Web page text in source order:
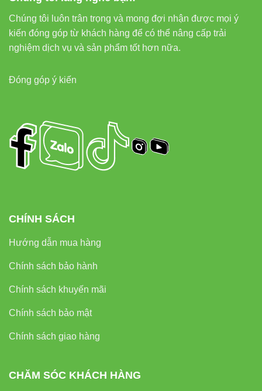
Chúng tôi luôn trân trọng và mong đợi nhận được mọi ý
kiến đóng góp từ khách hàng để có thể nâng cấp trải
nghiệm dịch vụ và sản phẩm tốt hơn nữa.
Đóng góp ý kiến
CHÍNH SÁCH
Hướng dẫn mua hàng
Chính sách bảo hành
Chính sách khuyến mãi
Chính sách bảo mật
Chính sách giao hàng
CHĂM SÓC KHÁCH HÀNG